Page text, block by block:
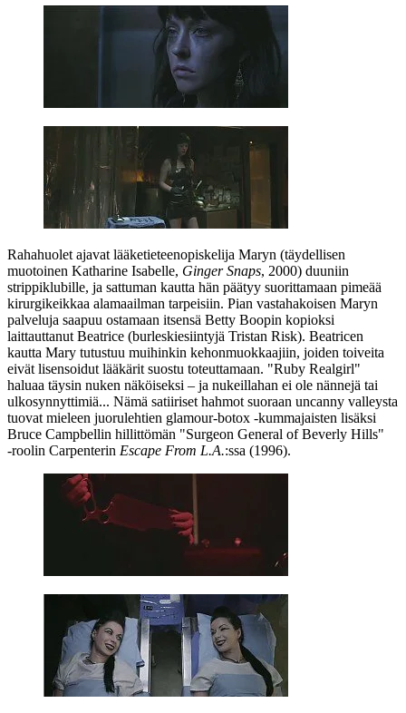
Rahahuolet ajavat lääketieteenopiskelija Maryn (täydellisen
muotoinen Katharine Isabelle, Ginger Snaps, 2000) duuniin
strippiklubille, ja sattuman kautta hän päätyy suorittamaan pimeää
kirurgikeikkaa alamaailman tarpeisiin. Pian vastahakoisen Maryn
palveluja saapuu ostamaan itsensä Betty Boopin kopioksi
laittauttanut Beatrice (burleskiesiintyjä Tristan Risk). Beatricen
kautta Mary tutustuu muihinkin kehonmuokkaajiin, joiden toiveita
eivät lisensoidut lääkärit suostu toteuttamaan. "Ruby Realgirl"
haluaa täysin nuken näköiseksi – ja nukeillahan ei ole nännejä tai
ulkosynnyttimiä... Nämä satiiriset hahmot suoraan uncanny valleysta
tuovat mieleen juorulehtien glamour-botox ‑kummajaisten lisäksi
Bruce Campbellin hillittömän "Surgeon General of Beverly Hills"
‑roolin Carpenterin Escape From L.A.:ssa (1996).